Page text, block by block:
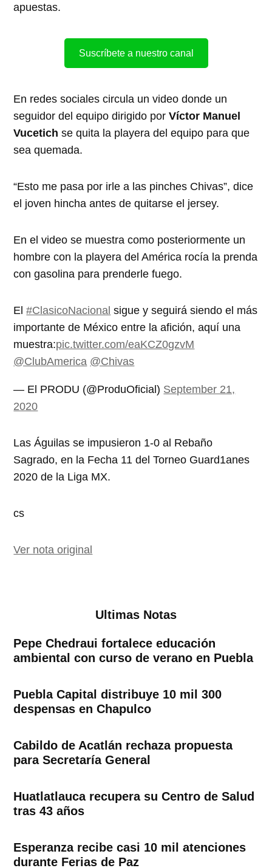
apuestas.
Suscríbete a nuestro canal
En redes sociales circula un video donde un
seguidor del equipo dirigido porVíctor Manuel
Vucetich se quita la playera del equipo para que
sea quemada.
“Esto me pasa por irle a las pinches Chivas”, dice
el joven hincha antes de quitarse el jersey.
En el video se muestra como posteriormente un
hombre con la playera del América rocía la prenda
con gasolina para prenderle fuego.
El#ClasicoNacional sigue y seguirá siendo el más
importante de México entre la afición, aquí una
muestra:pic.twitter.com/eaKCZ0gzvM
@ClubAmerica @Chivas
— El PRODU (@ProduOficial) September 21,
2020
Las Águilas se impusieron 1-0 al Rebaño
Sagrado, en la Fecha 11 del Torneo Guard1anes
2020 de la Liga MX.
cs
Ver nota original
Ultimas Notas
Pepe Chedraui fortalece educación
ambiental con curso de verano en Puebla
Puebla Capital distribuye 10 mil 300
despensas en Chapulco
Cabildo de Acatlán rechaza propuesta
para Secretaría General
Huatlatlauca recupera su Centro de Salud
tras 43 años
Esperanza recibe casi 10 mil atenciones
durante Ferias de Paz